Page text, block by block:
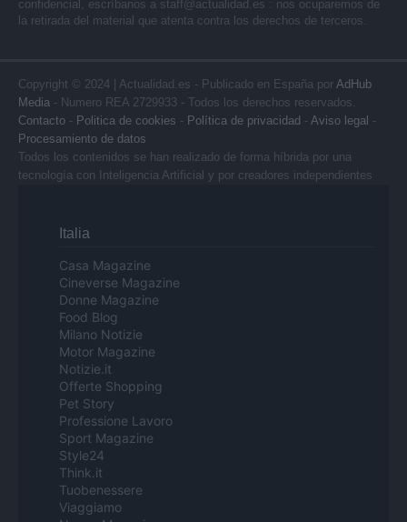
confidencial, escríbanos a staff@actualidad.es : nos ocuparemos de
la retirada del material que atenta contra los derechos de terceros.
Copyright © 2024 | Actualidad.es - Publicado en España por AdHub
Media - Numero REA 2729933 - Todos los derechos reservados.
Contacto - Politica de cookies - Política de privacidad - Aviso legal -
Procesamiento de datos
Todos los contenidos se han realizado de forma híbrida por una
tecnología con Inteligencia Artificial y por creadores independientes
Italia
Casa Magazine
Cineverse Magazine
Donne Magazine
Food Blog
Milano Notizie
Motor Magazine
Notizie.it
Offerte Shopping
Pet Story
Professione Lavoro
Sport Magazine
Style24
Think.it
Tuobenessere
Viaggiamo